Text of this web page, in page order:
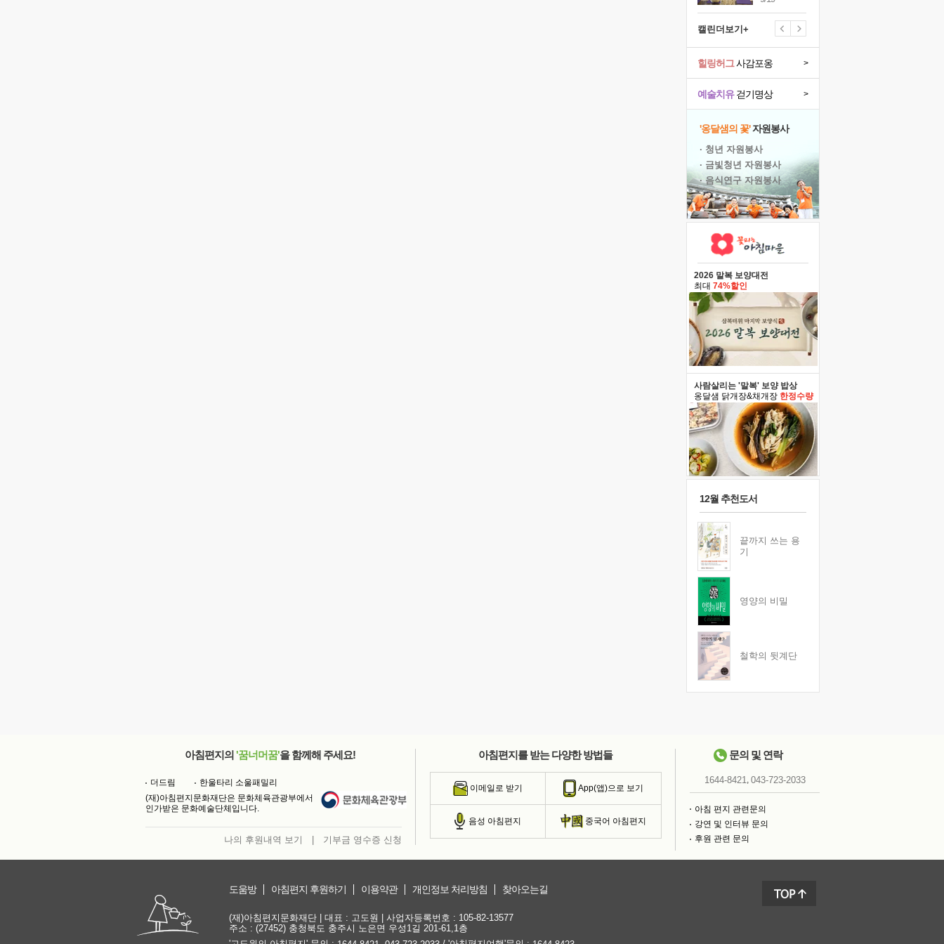
캘린더보기+
예술치유걷기명상 >
힐링허그사감포옹 >
'옹달샘의 꽃'자원봉사
· 청년 자원봉사
· 금빛청년 자원봉사
· 음식연구 자원봉사
2026 말복 보양대전
최대 74%할인
사람살리는 '말복' 보양 밥상
옹달샘 닭개장&채개장 한정수량
12월 추천도서
끝까지 쓰는 용
기
영양의 비밀
철학의 뒷계단
아침편지의 '꿈너머꿈'을 함께해 주세요!
더드림
한울타리 소울패밀리
(재)아침편지문화재단은 문화체육관광부에서
인가받은 문화예술단체입니다.
나의 후원내역 보기 기부금 영수증 신청
아침편지를 받는 다양한 방법들
이메일로 받기 App(앱)으로 보기
음성 아침편지 중국어 아침편지
문의 및 연락
1644-8421, 043-723-2033
아침 편지 관련문의
강연 및 인터뷰 문의
후원 관련 문의
도움방 아침편지 후원하기 이용약관 개인정보 처리방침 찾아오는길
(재)아침편지문화재단 | 대표 : 고도원 | 사업자등록번호 : 105-82-13577
주소 : (27452) 충청북도 충주시 노은면 우성1길 201-61,1층